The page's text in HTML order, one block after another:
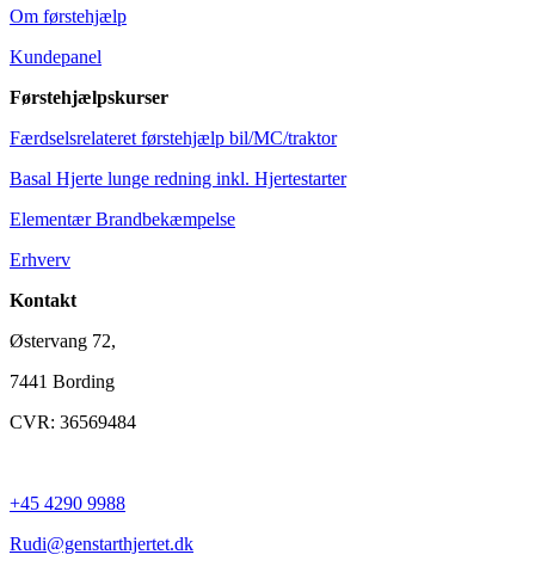
Om førstehjælp
Kundepanel
Førstehjælpskurser
Færdselsrelateret førstehjælp bil/MC/traktor
Basal Hjerte lunge redning inkl. Hjertestarter
Elementær Brandbekæmpelse
Erhverv
Kontakt
Østervang 72,
7441 Bording
CVR: 36569484
+45 4290 9988
Rudi@genstarthjertet.dk